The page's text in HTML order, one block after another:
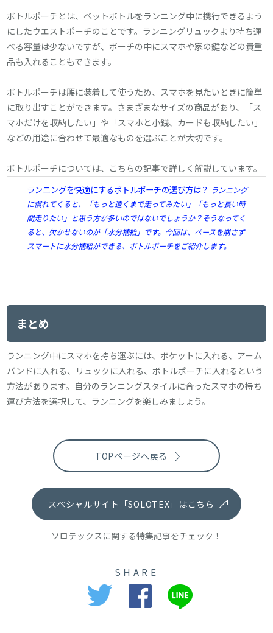
ボトルポーチとは、ペットボトルをランニング中に携行できるよう
にしたウエストポーチのことです。ランニングリュックより持ち運
べる容量は少ないですが、ポーチの中にスマホや家の鍵などの貴重
品も入れることもできます。
ボトルポーチは腰に装着して使うため、スマホを見たいときに簡単
に取り出すことができます。さまざまなサイズの商品があり、「ス
マホだけを収納したい」や「スマホと小銭、カードも収納したい」
などの用途に合わせて最適なものを選ぶことが大切です。
ボトルポーチについては、こちらの記事で詳しく解説しています。
ランニングを快適にするボトルポーチの選び方は？ ランニング
に慣れてくると、「もっと遠くまで走ってみたい」「もっと長い時
間走りたい」と思う方が多いのではないでしょうか？そうなってく
ると、欠かせないのが「水分補給」です。今回は、ペースを崩さず
スマートに水分補給ができる、ボトルポーチをご紹介します。
まとめ
ランニング中にスマホを持ち運ぶには、ポケットに入れる、アーム
バンドに入れる、リュックに入れる、ボトルポーチに入れるという
方法があります。自分のランニングスタイルに合ったスマホの持ち
運び方法を選択して、ランニングを楽しみましょう。
TOPページへ戻る
スペシャルサイト「SOLOTEX」はこちら
ソロテックスに関する特集記事をチェック！
SHARE